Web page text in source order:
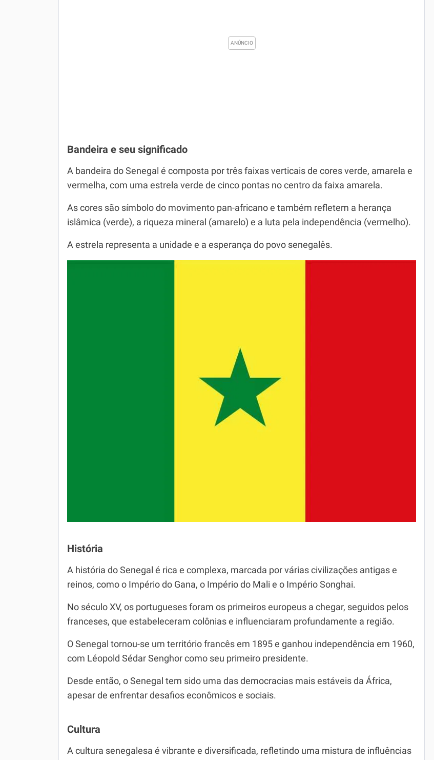
Bandeira e seu significado
A bandeira do Senegal é composta por três faixas verticais de cores verde, amarela e
vermelha, com uma estrela verde de cinco pontas no centro da faixa amarela.
As cores são símbolo do movimento pan-africano e também refletem a herança
islâmica (verde), a riqueza mineral (amarelo) e a luta pela independência (vermelho).
A estrela representa a unidade e a esperança do povo senegalês.
História
A história do Senegal é rica e complexa, marcada por várias civilizações antigas e
reinos, como o Império do Gana, o Império do Mali e o Império Songhai.
No século XV, os portugueses foram os primeiros europeus a chegar, seguidos pelos
franceses, que estabeleceram colônias e influenciaram profundamente a região.
O Senegal tornou-se um território francês em 1895 e ganhou independência em 1960,
com Léopold Sédar Senghor como seu primeiro presidente.
Desde então, o Senegal tem sido uma das democracias mais estáveis da África,
apesar de enfrentar desafios econômicos e sociais.
Cultura
A cultura senegalesa é vibrante e diversificada, refletindo uma mistura de influências